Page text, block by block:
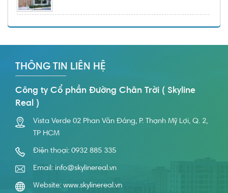
THÔNG TIN LIÊN HỆ
Công ty Cổ phần Đường Chân Trời ( Skyline
Real )
Vista Verde 02 Phan Văn Đáng, P. Thạnh Mỹ Lợi, Q. 2,
TP HCM
Điện thoại: 0932 885 335
Email: info@skylinereal.vn
Website: www.skylinereal.vn